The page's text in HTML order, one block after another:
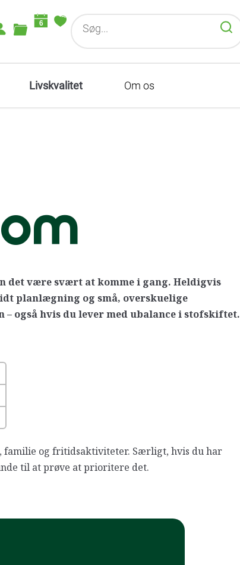
6
Søg
efter:
Livskvalitet Om os
det være svært at komme i gang. Heldigvis
planlægning og små, overskuelige
også hvis du lever med ubalance i stofskiftet.
familie og fritidsaktiviteter. Særligt, hvis du har
til at prøve at prioritere det.